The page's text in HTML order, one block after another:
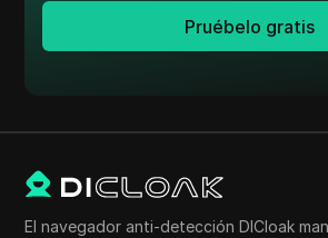
Pruébelo gratis
El navegador anti-detección DICloak